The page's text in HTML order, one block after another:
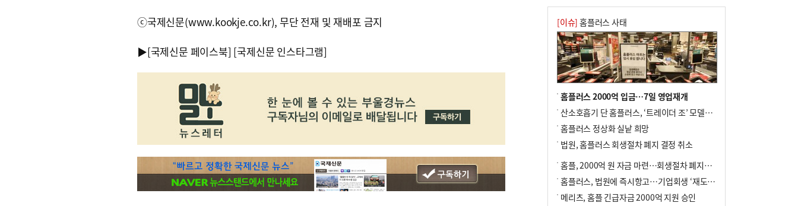
ⓒ국제신문(www.kookje.co.kr), 무단 전재 및 재배포 금지
▶[국제신문 페이스북] [국제신문 인스타그램]
10 서울 중랑구서 흉기 난동…60대 남성 2명
사망
[이슈] 홈플러스 사태
홈플러스 2000억 입금…7일 영업재개
산소호흡기 단 홈플러스, ‘트레이더 조’ 모델로 살아날까
홈플러스 정상화 실낱 희망
법원, 홈플러스 회생절차 폐지 결정 취소
홈플, 2000억 원 자금 마련…회생절차 폐지에 즉시항고(종합)
홈플러스, 법원에 즉시항고…기업회생 ‘재도전’
메리츠, 홈플 긴급자금 2000억 지원 승인